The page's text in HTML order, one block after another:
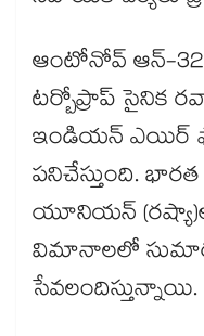
ఆంటోనోవ్ ఆన్-32
టర్బోప్రాప్ సైనిక
ఇండియన్ ఎయిర్
పనిచేస్తుంది.
యూనియన్‌
విమానాలలో
సేవలందిస్తున్నాయి.